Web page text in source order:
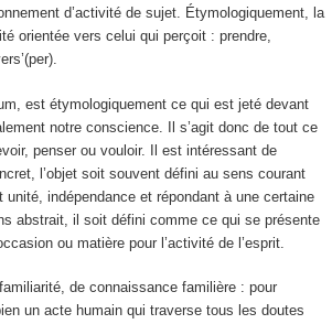
d’activitéde sujet. Étymologiquement, la
orientée vers celui qui perçoit : prendre,
, est étymologiquement ce qui est jeté devant
notre conscience. Il s’agit donc de tout ce
penser ou vouloir. Il est intéressant de
l’objet soit souvent défini au sens courant
unité, indépendance et répondant à une certaine
abstrait, il soit défini comme ce qui se présente
ou matière pour l’activité de l’esprit.
de connaissance familière : pour
un acte humain qui traverse tous les doutes